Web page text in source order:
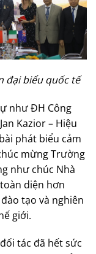
đại biểu quốc tế
như ĐH Công
Kazior – Hiệu
phát biểu cảm
mừng Trường
như chúc Nhà
diện hơn
tạo và nghiên
giới.
tác đã hết sức